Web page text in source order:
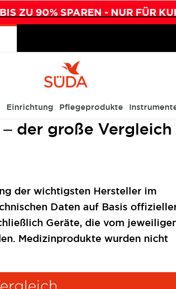
ZU 90% SPAREN - NUR FÜR
Einrichtung Pflegeprodukte
mit Absaugung – der große Vergleich 2026
der große
der wichtigsten Hersteller im
Daten auf Basis
Geräte, die vom
Medizinprodukte wurden nicht